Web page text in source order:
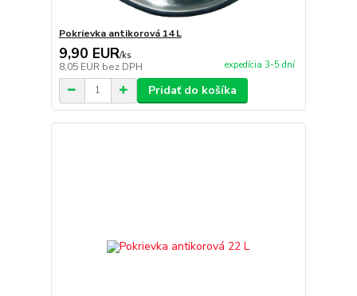
Pokrievka antikorová 14 L
9,90 EUR/ks
8,05 EUR bez DPH expedícia 3-5 dní
Pridať do košíka